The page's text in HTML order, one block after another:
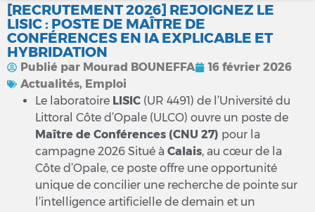
[RECRUTEMENT 2026] REJOIGNEZ LE
LISIC : POSTE DE MAÎTRE DE
CONFÉRENCES EN IA EXPLICABLE ET
HYBRIDATION
Publié par Mourad BOUNEFFA
16 février 2026
Actualités, Emploi
Le laboratoire LISIC (UR 4491) de l’Université du
Littoral Côte d’Opale (ULCO) ouvre un poste de
Maître de Conférences (CNU 27) pour la
campagne 2026 Situé à Calais, au cœur de la
Côte d’Opale, ce poste offre une opportunité
unique de concilier une recherche de pointe sur
l’intelligence artificielle de demain et un